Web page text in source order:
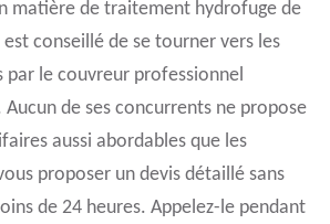
matière de traitement hydrofuge de
conseillé de se tourner vers les
par le couvreur professionnel
de ses concurrents ne propose
aussi abordables que les
proposer un devis détaillé sans
de 24 heures. Appelez-le pendant